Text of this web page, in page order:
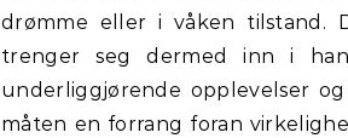
drømme eller i våken tilstand.
trenger seg dermed inn i
underliggjørende opplevelser
måten en forrang foran